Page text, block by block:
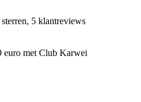
5 klantreviews
euro met Club Karwei